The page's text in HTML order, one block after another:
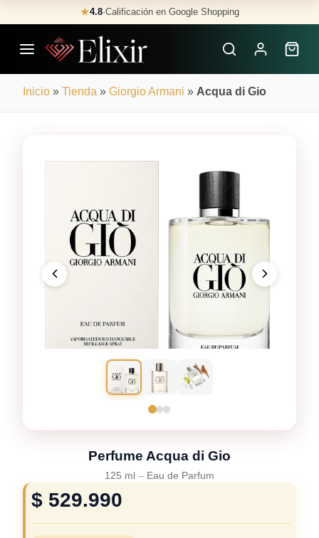
to
content
★4.8·Calificación en Google Shopping
Inicio » Tienda » Giorgio Armani » Acqua di Gio
Perfume Acqua di Gio
125 ml – Eau de Parfum
$ 529.990